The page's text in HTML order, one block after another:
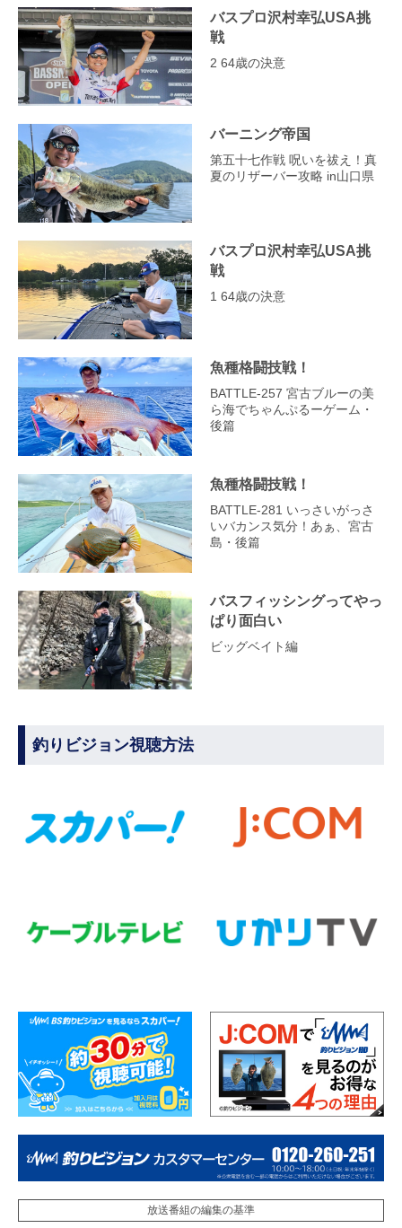
バスプロ沢村幸弘USA挑
戦
2 64歳の決意
バーニング帝国
第五十七作戦 呪いを祓え！真
夏のリザーバー攻略 in山口県
バスプロ沢村幸弘USA挑
戦
1 64歳の決意
魚種格闘技戦！
BATTLE-257 宮古ブルーの美
ら海でちゃんぷるーゲーム・
後篇
魚種格闘技戦！
BATTLE-281 いっさいがっさ
いバカンス気分！あぁ、宮古
島・後篇
バスフィッシングってやっ
ぱり面白い
ビッグベイト編
釣りビジョン視聴方法
放送番組の編集の基準